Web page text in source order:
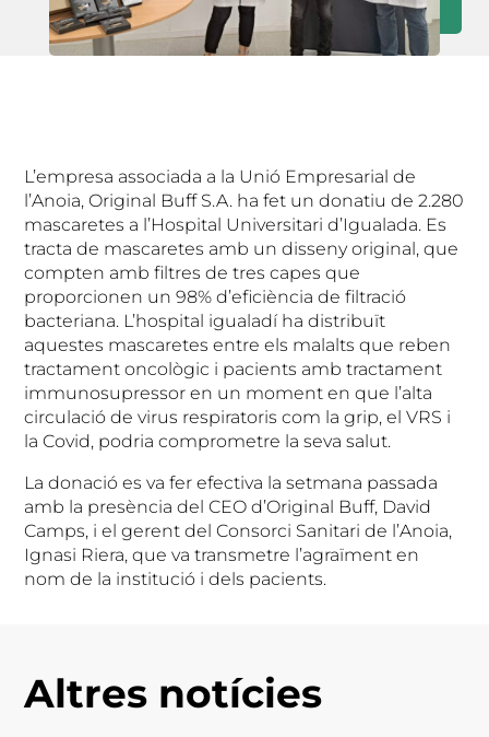
L’empresa associada a la Unió Empresarial de
l’Anoia, Original Buff S.A. ha fet un donatiu de 2.280
mascaretes a l’Hospital Universitari d’Igualada. Es
tracta de mascaretes amb un disseny original, que
compten amb filtres de tres capes que
proporcionen un 98% d’eficiència de filtració
bacteriana. L’hospital igualadí ha distribuït
aquestes mascaretes entre els malalts que reben
tractament oncològic i pacients amb tractament
immunosupressor en un moment en que l’alta
circulació de virus respiratoris com la grip, el VRS i
la Covid, podria comprometre la seva salut.
La donació es va fer efectiva la setmana passada
amb la presència del CEO d’Original Buff, David
Camps, i el gerent del Consorci Sanitari de l’Anoia,
Ignasi Riera, que va transmetre l’agraïment en
nom de la institució i dels pacients.
Altres notícies